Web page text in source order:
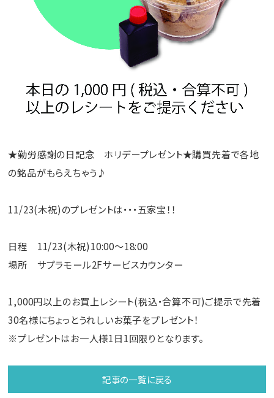
★勤労感謝の日記念 ホリデープレゼント★購買先着で各地
の銘品がもらえちゃう♪
11/23(木祝)のプレゼントは・・・五家宝！！
日程 11/23(木祝)10:00～18:00
場所 サプラモール2Fサービスカウンター
1,000円以上のお買上レシート(税込・合算不可)ご提示で先着
30名様にちょっとうれしいお菓子をプレゼント！
※プレゼントはお一人様1日1回限りとなります。
記事の一覧に戻る